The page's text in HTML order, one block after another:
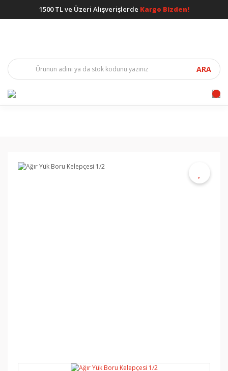
1500 TL ve Üzeri Alışverişlerde Kargo Bizden!
ARA